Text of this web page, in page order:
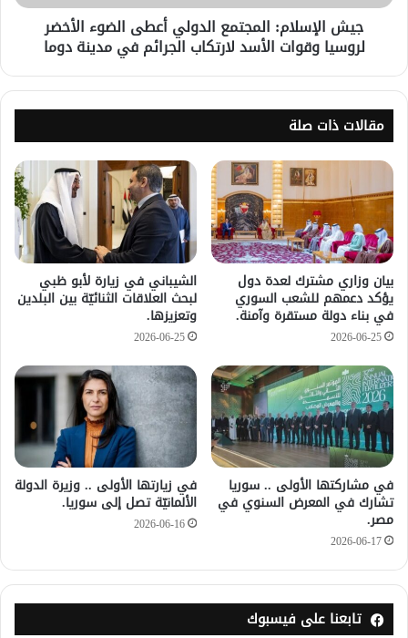
جيش الإسلام: المجتمع الدولي أعطى الضوء الأخضر
لروسيا وقوات الأسد لارتكاب الجرائم في مدينة دوما
مقالات ذات صلة
بيان وزاري مشترك لعدة دول
يؤكد دعمهم للشعب السوري
في بناء دولة مستقرة وآمنة.
2026-06-25
الشيباني في زيارة لأبو ظبي
لبحث العلاقات الثنائيّة بين البلدين
وتعزيزها.
2026-06-25
في مشاركتها الأولى .. سوريا
تشارك في المعرض السنوي في
مصر.
2026-06-17
في زيارتها الأولى .. وزيرة الدولة
الألمانيّة تصل إلى سوريا.
2026-06-16
تابعنا على فيسبوك